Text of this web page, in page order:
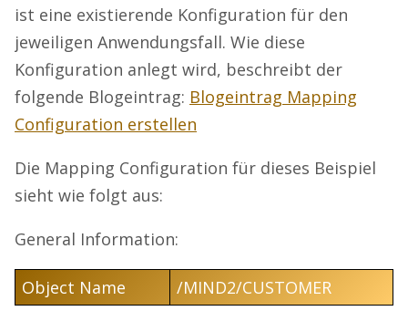
ist eine existierende Konfiguration für den
jeweiligen Anwendungsfall. Wie diese
Konfiguration anlegt wird, beschreibt der
folgende Blogeintrag: Blogeintrag Mapping
Configuration erstellen
Die Mapping Configuration für dieses Beispiel
sieht wie folgt aus:
General Information:
Object Name /MIND2/CUSTOMER